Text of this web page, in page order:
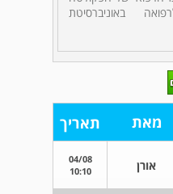
באוניברסיטת
מאת תאריך
אורן
04/08
10:10